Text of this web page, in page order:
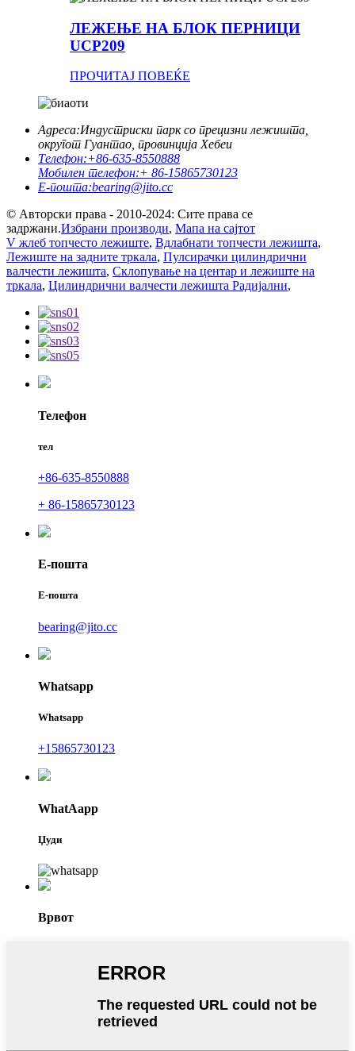
ЛЕЖЕЊЕ НА БЛОК ПЕРНИЦИ
UCP209
ПРОЧИТАЈ ПОВЕЌЕ
Адреса:Индустриски парк со прецизни лежишта,
округот Гуантао, провинција Хебеи
Телефон:+86-635-8550888
Мобилен телефон:+ 86-15865730123
Е-пошта:bearing@jito.cc
© Авторски права - 2010-2024: Сите права се
задржани.Избрани производи, Мапа на сајтот
V жлеб топчесто лежиште, Вдлабнати топчести лежишта,
Лежиште на задните тркала, Пулсирачки цилиндрични
валчести лежишта, Склопување на центар и лежиште на
тркала, Цилиндрични валчести лежишта Радијални,
Телефон
тел
+86-635-8550888
+ 86-15865730123
Е-пошта
Е-пошта
bearing@jito.cc
Whatsapp
Whatsapp
+15865730123
WhatAapp
Џуди
Врвот